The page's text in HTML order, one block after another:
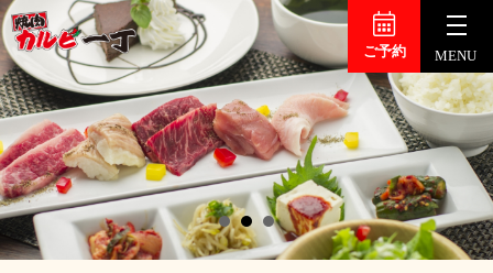
ご予約 MENU